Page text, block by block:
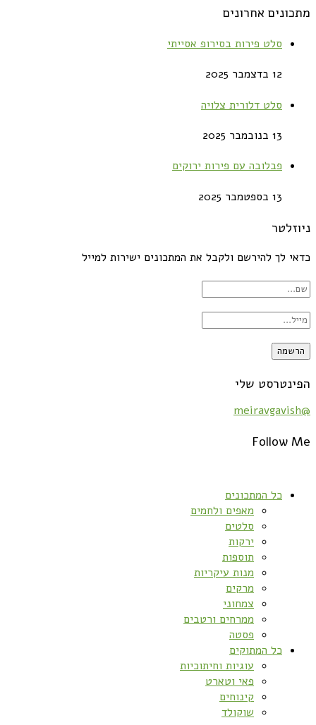
מתכונים אחרונים
סלט פירות בסירופ אסייתי
12 בדצמבר 2025
סלט דלורית צלויה
13 בנובמבר 2025
פבלובה עם פירות ירוקים
13 בספטמבר 2025
ניוזלטר
כדאי לך להירשם ולקבל את המתכונים ישירות למייל
הפינטרסט שלי
@meiravgavish
Follow Me
כל המתכונים
מאפים ולחמים
סלטים
ירקות
תוספות
מנות עיקריות
מרקים
צמחוני
ממרחים ורטבים
פסטה
כל המתוקים
עוגיות וחיתוכיות
פאי וטארט
קינוחים
שוקולד